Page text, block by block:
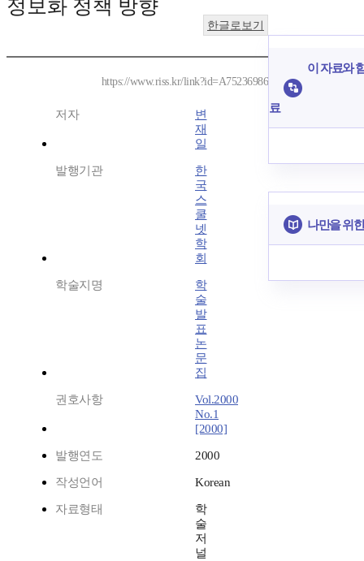
정보화 정책 방향
한글로보기
https://www.riss.kr/link?id=A75236986
저자
변
재
일
발행기관
한
국
스
쿨
넷
학
회
학술지명
학
술
발
표
논
문
집
권호사항
Vol.2000
No.1
[2000]
발행연도 2000
작성언어 Korean
자료형태
학
술
저
널
이 자료와
료
나만을 위